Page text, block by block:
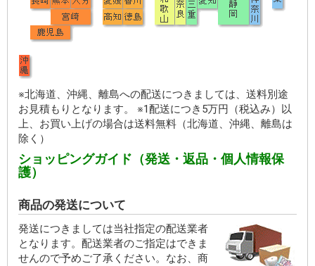
※北海道、沖縄、離島への配送につきましては、送料別途
お見積もりとなります。 ※1配送につき5万円（税込み）以
上、お買い上げの場合は送料無料（北海道、沖縄、離島は
除く）
ショッピングガイド（発送・返品・個人情報保
護）
商品の発送について
発送につきましては当社指定の配送業者
となります。配送業者のご指定はできま
せんので予めご了承ください。なお、商